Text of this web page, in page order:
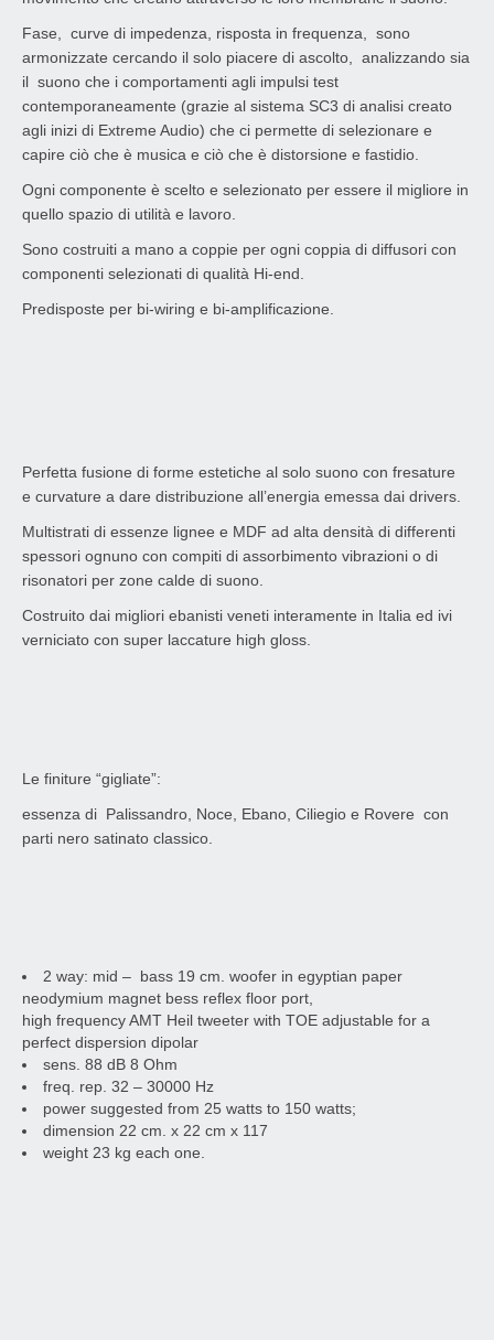
Fase, curve di impedenza, risposta in frequenza, sono
armonizzate cercando il solo piacere di ascolto, analizzando sia
il suono che i comportamenti agli impulsi test
contemporaneamente (grazie al sistema SC3 di analisi creato
agli inizi di Extreme Audio) che ci permette di selezionare e
capire ciò che è musica e ciò che è distorsione e fastidio.
Ogni componente è scelto e selezionato per essere il migliore in
quello spazio di utilità e lavoro.
Sono costruiti a mano a coppie per ogni coppia di diffusori con
componenti selezionati di qualità Hi-end.
Predisposte per bi-wiring e bi-amplificazione.
Perfetta fusione di forme estetiche al solo suono con fresature
e curvature a dare distribuzione all’energia emessa dai drivers.
Multistrati di essenze lignee e MDF ad alta densità di differenti
spessori ognuno con compiti di assorbimento vibrazioni o di
risonatori per zone calde di suono.
Costruito dai migliori ebanisti veneti interamente in Italia ed ivi
verniciato con super laccature high gloss.
Le finiture “gigliate”:
essenza di Palissandro, Noce, Ebano, Ciliegio e Rovere con
parti nero satinato classico.
2 way: mid – bass 19 cm. woofer in egyptian paper
neodymium magnet bess reflex floor port,
high frequency AMT Heil tweeter with TOE adjustable for a
perfect dispersion dipolar
sens. 88 dB 8 Ohm
freq. rep. 32 – 30000 Hz
power suggested from 25 watts to 150 watts;
dimension 22 cm. x 22 cm x 117
weight 23 kg each one.